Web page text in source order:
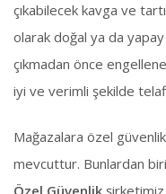
çıkabilecek kavga ve
olarak doğal ya da
çıkmadan önce
iyi ve verimli şekilde
Mağazalara özel
mevcuttur. Bunlardan
Özel Güvenlik şirketimiz